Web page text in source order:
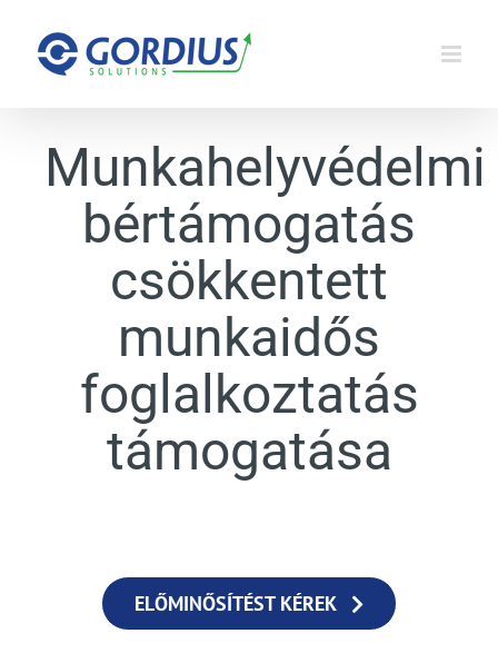
Munkahelyvédelmi
bértámogatás
csökkentett
munkaidős
foglalkoztatás
támogatása
ELŐMINŐSÍTÉST KÉREK